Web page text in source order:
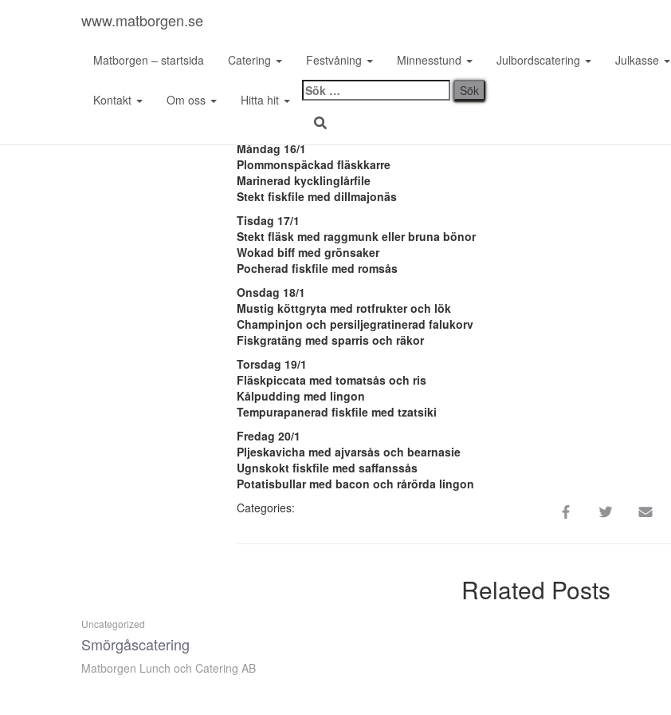
www.matborgen.se
Matborgen – startsida Catering Festvåning Minnesstund Julbordscatering Julkasse
Kontakt Om oss Hitta hit
Sök
efter:
Lunchmeny vecka 3
Published by
Måndag 16/1
Plommonspäckad fläskkarre
Marinerad kycklinglårfile
Stekt fiskfile med dillmajonäs
Tisdag 17/1
Stekt fläsk med raggmunk eller bruna bönor
Wokad biff med grönsaker
Pocherad fiskfile med romsås
Onsdag 18/1
Mustig köttgryta med rotfrukter och lök
Champinjon och persiljegratinerad falukorv
Fiskgratäng med sparris och räkor
Torsdag 19/1
Fläskpiccata med tomatsås och ris
Kålpudding med lingon
Tempurapanerad fiskfile med tzatsiki
Fredag 20/1
Pljeskavicha med ajvarsås och bearnasie
Ugnskokt fiskfile med saffanssås
Potatisbullar med bacon och rårörda lingon
Categories:
Related Posts
Uncategorized
Smörgåscatering
Matborgen Lunch och Catering AB